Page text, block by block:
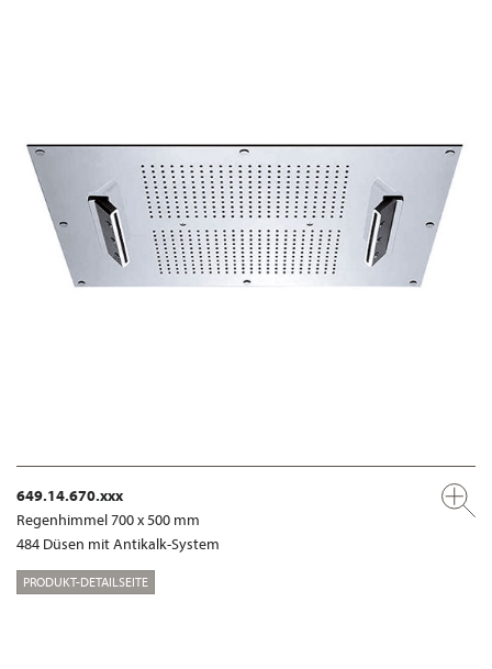
649.14.670.xxx
Regenhimmel 700 x 500 mm
484 Düsen mit Antikalk-System
PRODUKT-DETAILSEITE